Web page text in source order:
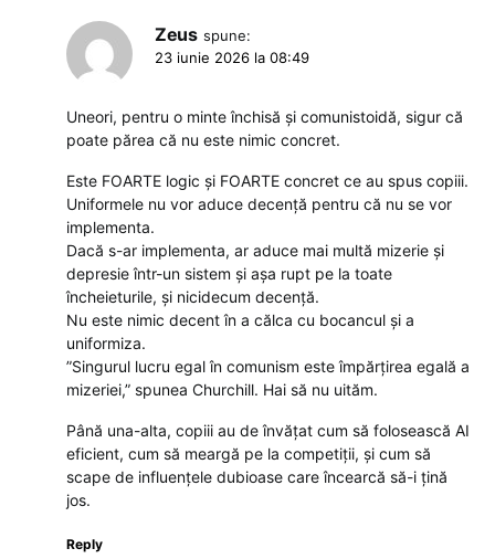
Zeus spune:
23 iunie 2026 la 08:49
Uneori, pentru o minte închisă și comunistoidă, sigur că
poate părea că nu este nimic concret.
Este FOARTE logic și FOARTE concret ce au spus copiii.
Uniformele nu vor aduce decență pentru că nu se vor
implementa.
Dacă s-ar implementa, ar aduce mai multă mizerie și
depresie într-un sistem și așa rupt pe la toate
încheieturile, și nicidecum decență.
Nu este nimic decent în a călca cu bocancul și a
uniformiza.
”Singurul lucru egal în comunism este împărțirea egală a
mizeriei,” spunea Churchill. Hai să nu uităm.
Până una-alta, copiii au de învățat cum să folosească AI
eficient, cum să meargă pe la competiții, și cum să
scape de influențele dubioase care încearcă să-i țină
jos.
Reply